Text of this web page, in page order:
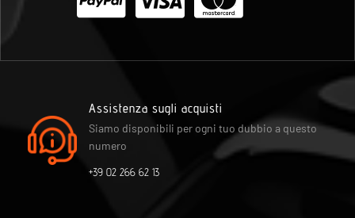
Assistenza sugli acquisti
Siamo disponibili per ogni tuo dubbio a questo
numero
+39 02 266 62 13